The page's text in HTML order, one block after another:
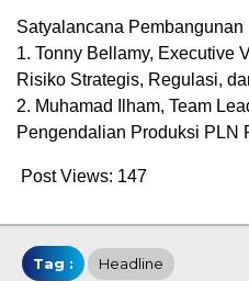
Satyalancana Pembangunan
1. Tonny Bellamy, Executive
Risiko Strategis, Regulasi,
2. Muhamad Ilham, Team
Pengendalian Produksi PLN
Post Views: 147
Tag : Headline